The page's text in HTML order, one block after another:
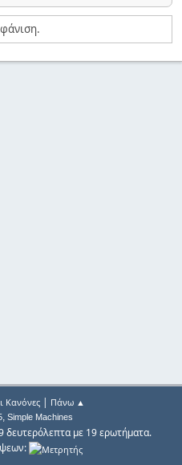
Κανόνες| Πάνω ▲
, Simple Machines
δευτερόλεπτα με 19 ερωτήματα.